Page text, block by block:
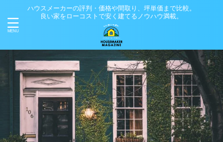
ハウスメーカーの評判・価格や間取り、坪単価まで比較。
良い家をローコストで安く建てるノウハウ満載。